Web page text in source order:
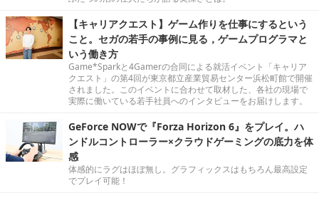
【キャリアクエスト】ゲーム作りを仕事にするという
こと。セガの若手の事例に見る，ゲームプログラマと
いう働き方
Game*Sparkと4Gamerの合同による就活イベント「キャリア
クエスト」の第4回が東京都立産業貿易センター浜松町館で開催
されました。このイベントに合わせて取材した、各社の現場で
実際に働いている若手社員へのインタビューをお届けします。
GeForce NOWで『Forza Horizon 6』をプレイ。ハ
ンドルコントローラー×クラウドゲーミングの底力を体
感
体感的にラグはほぼ無し。グラフィックスはもちろん最高設定
でプレイ可能！